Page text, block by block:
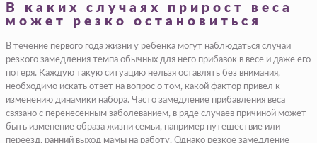
В каких случаях прирост веса
может резко остановиться
В течение первого года жизни у ребенка могут наблюдаться случаи
резкого замедления темпа обычных для него прибавок в весе и даже его
потеря. Каждую такую ситуацию нельзя оставлять без внимания,
необходимо искать ответ на вопрос о том, какой фактор привел к
изменению динамики набора. Часто замедление прибавления веса
связано с перенесенным заболеванием, в ряде случаев причиной может
быть изменение образа жизни семьи, например путешествие или
переезд, ранний выход мамы на работу. Однако резкое замедление